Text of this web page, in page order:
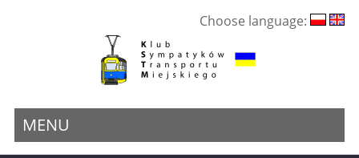
Choose language:
MENU